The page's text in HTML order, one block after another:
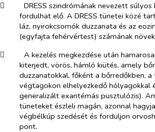
​
DRESS szindrómának nevezett súlyos
fordulhat elő. A DRESS tünetei közé
láz, nyirokcsomók duzzanata és az
(egyfajta fehérvértest) számának
​
A kezelés megkezdése után
kiterjedt, vörös, hámló kiütés, amely
duzzanatokkal, főként a bőrredőkben,
végtagokon elhelyezkedő hólyagokkal
generalizált exantémás pusztulózis).
tüneteket észleli magán, azonnal
végbélkúp szedését és forduljon
pont.